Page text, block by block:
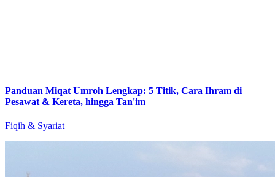
Panduan Miqat Umroh Lengkap: 5 Titik, Cara Ihram di
Pesawat & Kereta, hingga Tan'im
Fiqih & Syariat